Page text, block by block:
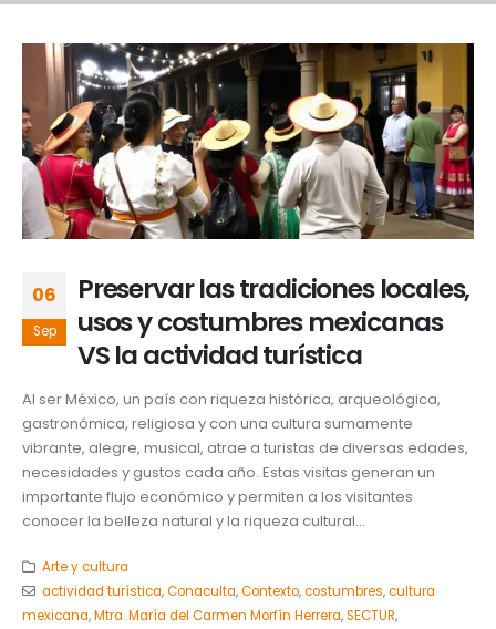
06
Sep
Preservar las tradiciones locales,
usos y costumbres mexicanas
VS la actividad turística
Al ser México, un país con riqueza histórica, arqueológica,
gastronómica, religiosa y con una cultura sumamente
vibrante, alegre, musical, atrae a turistas de diversas edades,
necesidades y gustos cada año. Estas visitas generan un
importante flujo económico y permiten a los visitantes
conocer la belleza natural y la riqueza cultural...
Arte y cultura
actividad turística,Conaculta,Contexto,costumbres,cultura
mexicana,Mtra. María del Carmen Morfín Herrera,SECTUR,